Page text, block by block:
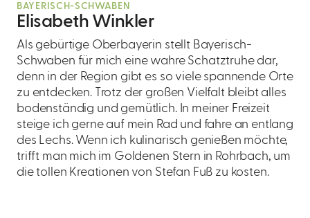
BAYERISCH-SCHWABEN
Elisabeth Winkler
Als gebürtige Oberbayerin stellt Bayerisch-
Schwaben für mich eine wahre Schatztruhe dar,
denn in der Region gibt es so viele spannende Orte
zu entdecken. Trotz der großen Vielfalt bleibt alles
bodenständig und gemütlich. In meiner Freizeit
steige ich gerne auf mein Rad und fahre an entlang
des Lechs. Wenn ich kulinarisch genießen möchte,
trifft man mich im Goldenen Stern in Rohrbach, um
die tollen Kreationen von Stefan Fuß zu kosten.